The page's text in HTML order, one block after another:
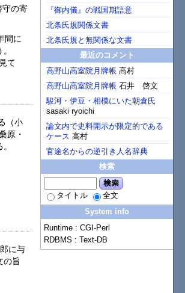
守の寄
間に
て
（小
原・
に与
の旨
『御内儀』の戦国期語意
北条氏規関係文書
北条氏規と無関係な文書
最近のコメント
高野山高室院月牌帳 高村
高野山高室院月牌帳 石井 啓文
駿河・伊豆・相模にいた朝倉氏
sasaki ryoichi
論文内で史料開示が限定的である
ケース 高村
官途名からの逆引き人名辞典
検索
検索
タイトル
全文
System info
Runtime : CGI-Perl
RDBMS : Text-DB